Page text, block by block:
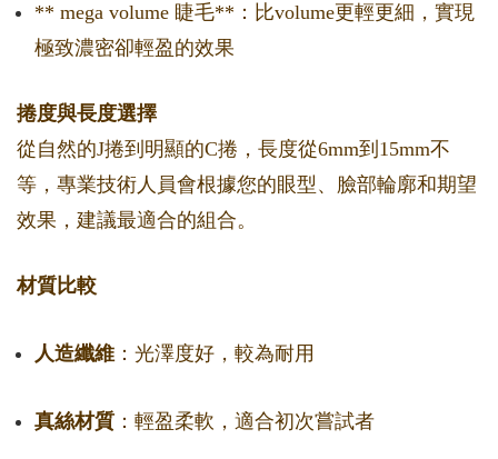
** mega volume 睫毛**：比volume更輕更細，實現
極致濃密卻輕盈的效果
捲度與長度選擇
從自然的J捲到明顯的C捲，長度從6mm到15mm不
等，專業技術人員會根據您的眼型、臉部輪廓和期望
效果，建議最適合的組合。
材質比較
人造纖維 ：光澤度好，較為耐用
真絲材質 ：輕盈柔軟，適合初次嘗試者